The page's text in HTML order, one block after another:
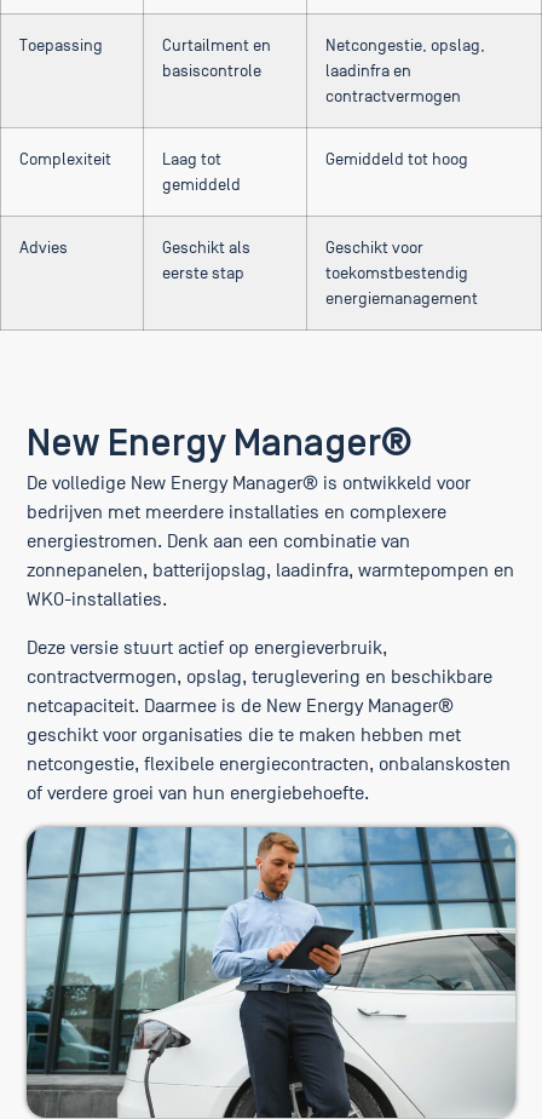
Toepassing
Curtailment en
basiscontrole
Netcongestie, opslag,
laadinfra en
contractvermogen
Complexiteit
Laag tot
gemiddeld
Gemiddeld tot hoog
Advies
Geschikt als
eerste stap
Geschikt voor
toekomstbestendig
energiemanagement
New Energy Manager®
De volledige New Energy Manager® is ontwikkeld voor
bedrijven met meerdere installaties en complexere
energiestromen. Denk aan een combinatie van
zonnepanelen, batterijopslag, laadinfra, warmtepompen en
WKO-installaties.
Deze versie stuurt actief op energieverbruik,
contractvermogen, opslag, teruglevering en beschikbare
netcapaciteit. Daarmee is de New Energy Manager®
geschikt voor organisaties die te maken hebben met
netcongestie, flexibele energiecontracten, onbalanskosten
of verdere groei van hun energiebehoefte.